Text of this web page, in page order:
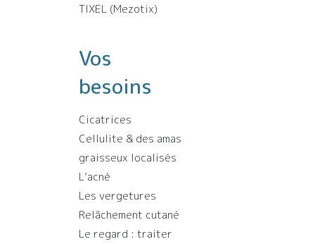
TIXEL (Mezotix)
Vos
besoins
Cicatrices
Cellulite & des amas
graisseux localisés
L’acné
Les vergetures
Relâchement cutané
Le regard : traiter